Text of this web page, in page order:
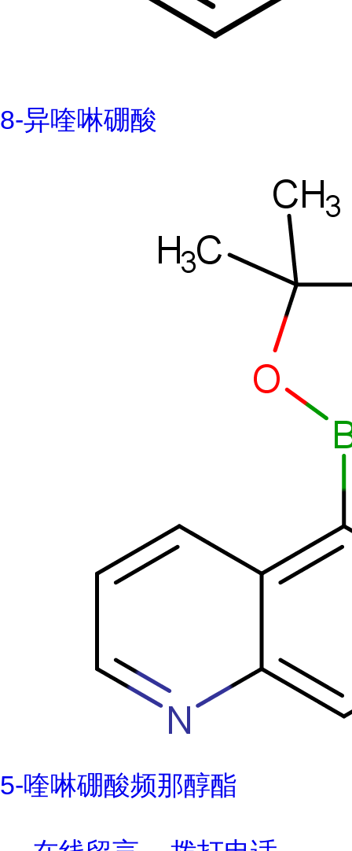
8-异喹啉硼酸
5-喹啉硼酸频那醇酯